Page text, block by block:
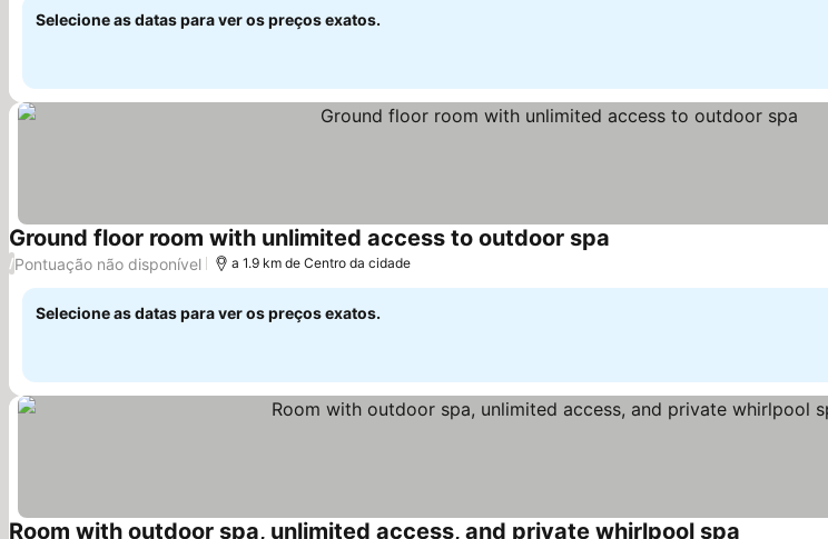
Selecione as datas para ver os preços exatos.
Ground floor room with unlimited access to outdoor spa
/Pontuação não disponível a 1.9 km de Centro da cidade
Selecione as datas para ver os preços exatos.
Room with outdoor spa, unlimited access, and private whirlpool spa